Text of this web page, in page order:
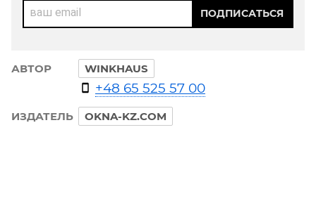
ваш email ПОДПИСАТЬСЯ
АВТОР WINKHAUS
+48 65 525 57 00
ИЗДАТЕЛЬ OKNA-KZ.COM